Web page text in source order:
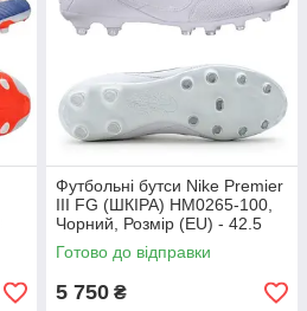
Футбольні бутси Nike Premier
III FG (ШКІРА) HM0265-100,
Чорний, Розмір (EU) - 42.5
Готово до відправки
5 750 ₴